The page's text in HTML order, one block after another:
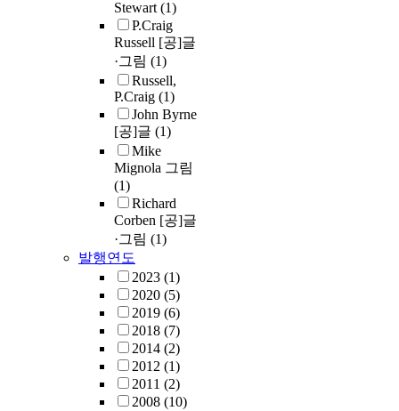
Stewart(1)
P.Craig
Russell [공]글
·그림 (1)
Russell,
P.Craig (1)
John Byrne
[공]글 (1)
Mike
Mignola 그림
(1)
Richard
Corben [공]글
·그림 (1)
발행연도
2023 (1)
2020 (5)
2019 (6)
2018 (7)
2014 (2)
2012 (1)
2011 (2)
2008 (10)